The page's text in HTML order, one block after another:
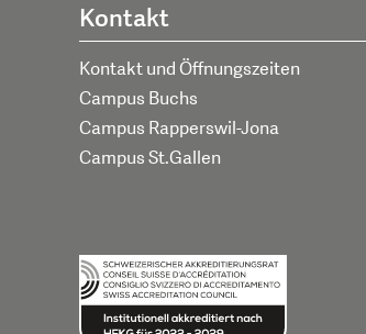
Kontakt
Kontakt und Öffnungszeiten
Campus Buchs
Campus Rapperswil-Jona
Campus St.Gallen